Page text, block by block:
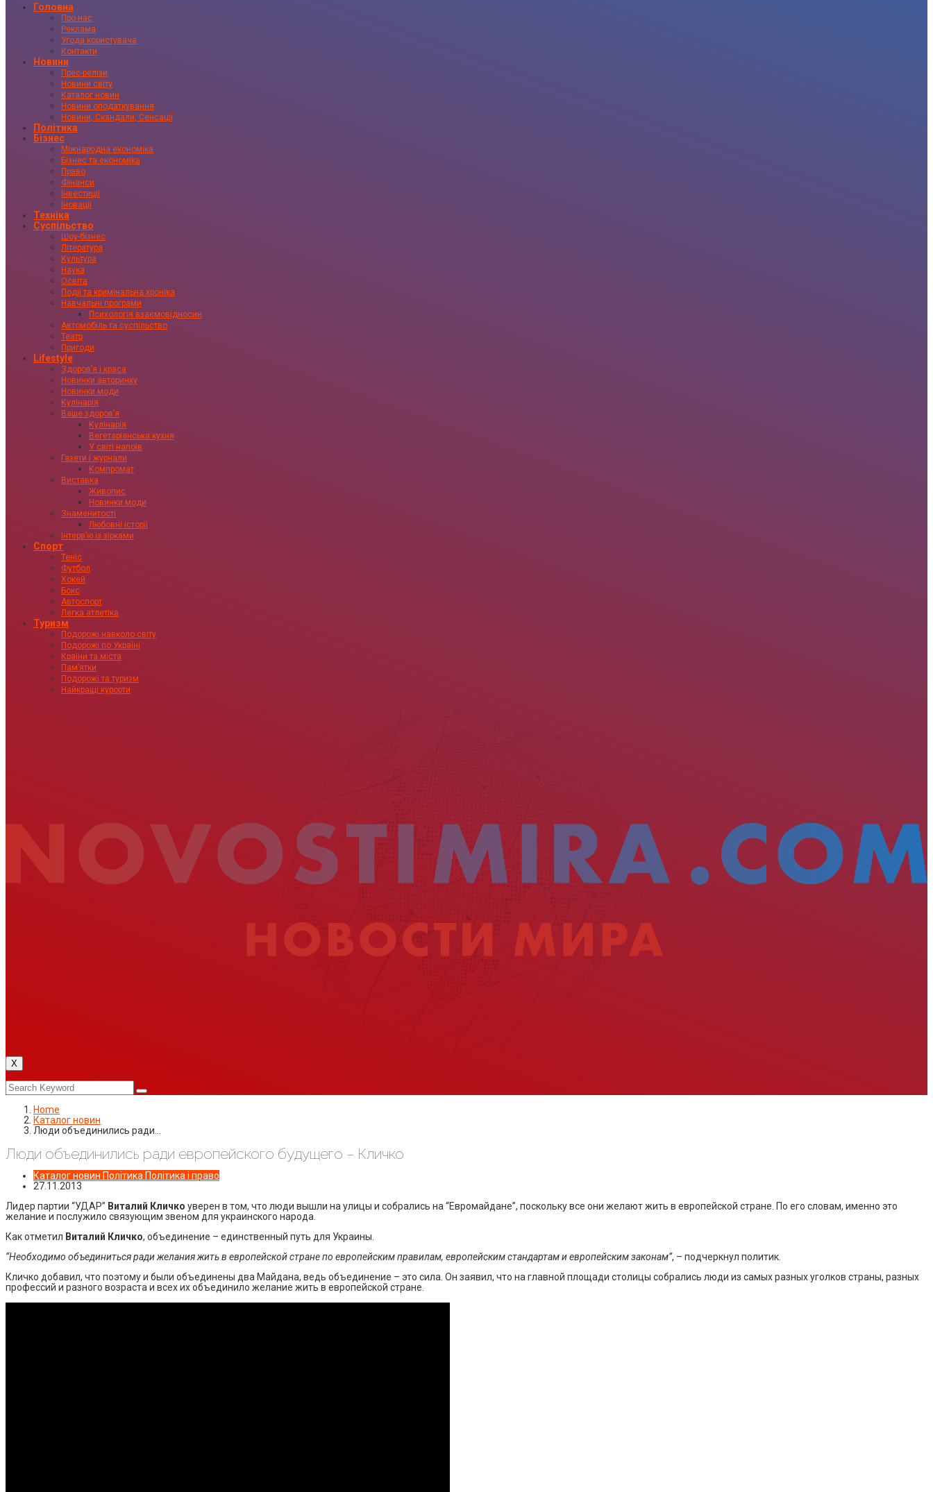
Головна
Про нас
Реклама
Угода користувача
Контакти
Новини
Прес-релізи
Новини світу
Каталог новин
Новини оподаткування
Новини, Скандали, Сенсації
Політика
Бізнес
Міжнародна економіка
Бізнес та економіка
Право
Фінанси
Інвестиції
Іновації
Техніка
Суспільство
Шоу-бізнес
Література
Культура
Наука
Освіта
Події та кримінальна хроніка
Навчальні програми
Психологія взаємовідносин
Автомобіль та суспільство
Театр
Пригоди
Lifestyle
Здоровʼя і краса
Новинки авторинку
Новинки моди
Кулінарія
Ваше здоровʼя
Кулінарія
Вегетаріанська кухня
У світі напоїв
Газети і журнали
Компромат
Виставка
Живопис
Новинки моди
Знаменитості
Любовні історії
Інтервʼю із зірками
Спорт
Теніс
Футбол
Хокей
Бокс
Автоспорт
Легка атлетіка
Туризм
Подорожі навколо світу
Подорожі по Україні
Країни та міста
Пам’ятки
Подорожі та туризм
Найкращі курорти
X
Home
Каталог новин
Люди объединились ради…
Люди объединились ради европейского будущего – Кличко
Каталог новин Політика Політика і право
27.11.2013
Лидер партии “УДАР” Виталий Кличко уверен в том, что люди вышли на улицы и собрались на “Евромайдане”, поскольку все они желают жить в европейской стране. По его словам, именно это
желание и послужило связующим звеном для украинского народа.
Как отметил Виталий Кличко, объединение – единственный путь для Украины.
“Необходимо объединиться ради желания жить в европейской стране по европейским правилам, европейским стандартам и европейским законам”, – подчеркнул политик.
Кличко добавил, что поэтому и были объединены два Майдана, ведь объединение – это сила. Он заявил, что на главной площади столицы собрались люди из самых разных уголков страны, разных
профессий и разного возраста и всех их объединило желание жить в европейской стране.